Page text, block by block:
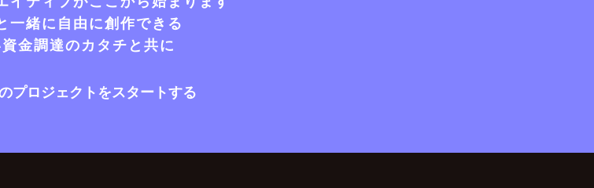
一緒に自由に創作できる
金調達のカタチと共に
プロジェクトをスタートする